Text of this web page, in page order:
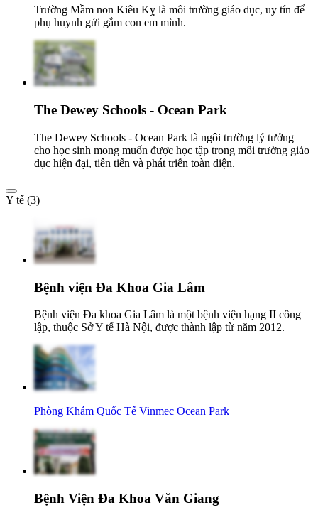
Trường Mầm non Kiêu Kỵ là môi trường giáo dục, uy tín để
phụ huynh gửi gắm con em mình.
The Dewey Schools - Ocean Park
The Dewey Schools - Ocean Park là ngôi trường lý tưởng
cho học sinh mong muốn được học tập trong môi trường giáo
dục hiện đại, tiên tiến và phát triển toàn diện.
Y tế (3)
Bệnh viện Đa Khoa Gia Lâm
Bệnh viện Đa khoa Gia Lâm là một bệnh viện hạng II công
lập, thuộc Sở Y tế Hà Nội, được thành lập từ năm 2012.
Phòng Khám Quốc Tế Vinmec Ocean Park
Bệnh Viện Đa Khoa Văn Giang